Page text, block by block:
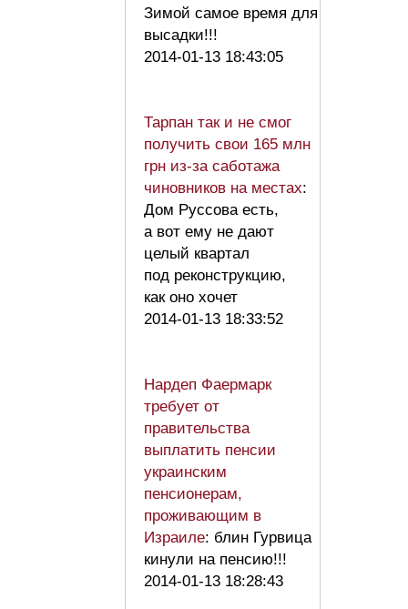
Зимой самое время для
высадки!!!
2014-01-13 18:43:05
Тарпан так и не смог
получить свои 165 млн
грн из-за саботажа
чиновников на местах:
Дом Руссова есть,
а вот ему не дают
целый квартал
под реконструкцию,
как оно хочет
2014-01-13 18:33:52
Нардеп Фаермарк
требует от
правительства
выплатить пенсии
украинским
пенсионерам,
проживающим в
Израиле: блин Гурвица
кинули на пенсию!!!
2014-01-13 18:28:43